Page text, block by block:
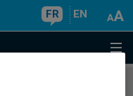
FR EN